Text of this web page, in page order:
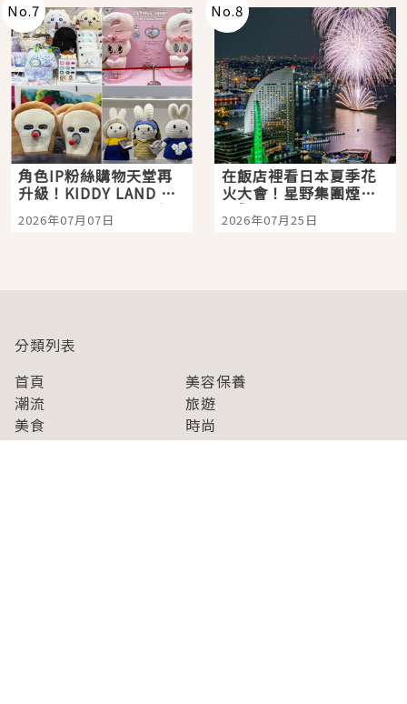
No.7
角色IP粉絲購物天堂再
升級！KIDDY LAND 原
宿店吉伊卡哇迎客，新
開幕 OMOKADO 店3分
2026年07月07日
No.8
在飯店裡看日本夏季花
火大會！星野集團煙火
景觀飯店6選，讓你不用
人擠人悠閒欣賞
2026年07月25日
分類列表
首頁
美容保養
潮流
旅遊
美食
時尚
藝能娛樂
購物